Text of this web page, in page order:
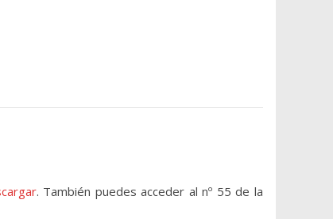
. También puedes acceder al nº 55 de la